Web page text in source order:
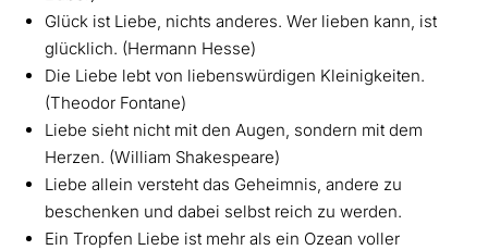
Glück ist Liebe, nichts anderes. Wer lieben kann, ist
glücklich. (Hermann Hesse)
Die Liebe lebt von liebenswürdigen Kleinigkeiten.
(Theodor Fontane)
Liebe sieht nicht mit den Augen, sondern mit dem
Herzen. (William Shakespeare)
Liebe allein versteht das Geheimnis, andere zu
beschenken und dabei selbst reich zu werden.
Ein Tropfen Liebe ist mehr als ein Ozean voller